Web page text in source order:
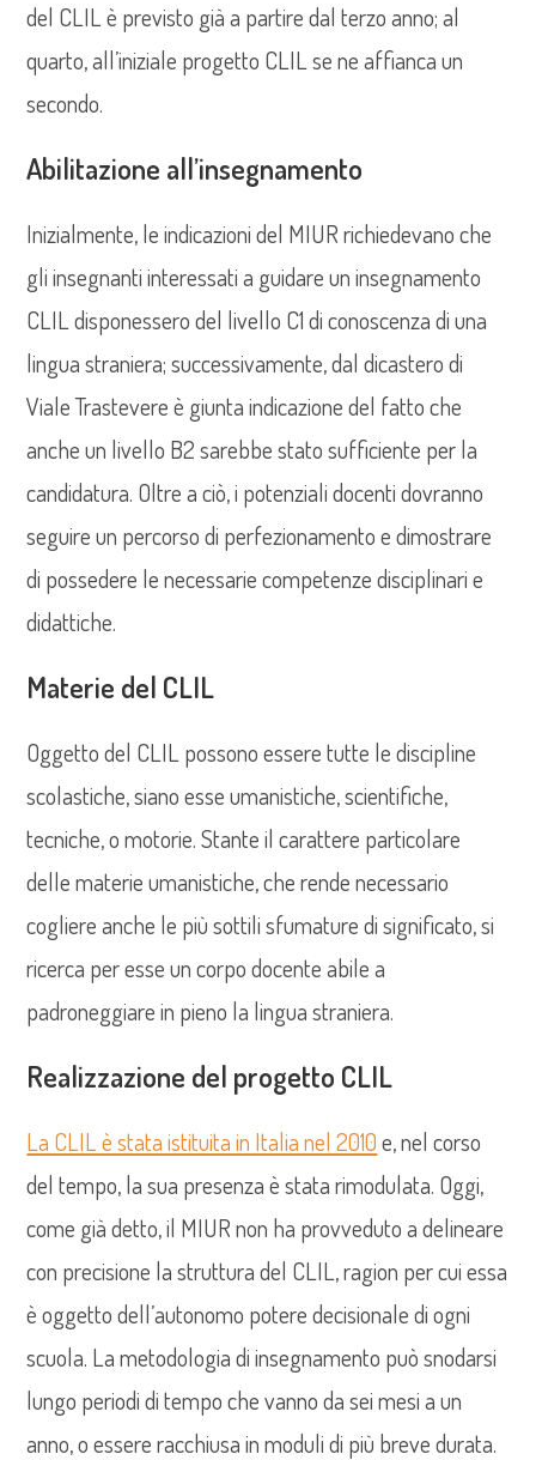
del CLIL è previsto già a partire dal terzo anno; al
quarto, all’iniziale progetto CLIL se ne affianca un
secondo.
Abilitazione all’insegnamento
Inizialmente, le indicazioni del MIUR richiedevano che
gli insegnanti interessati a guidare un insegnamento
CLIL disponessero del livello C1 di conoscenza di una
lingua straniera; successivamente, dal dicastero di
Viale Trastevere è giunta indicazione del fatto che
anche un livello B2 sarebbe stato sufficiente per la
candidatura. Oltre a ciò, i potenziali docenti dovranno
seguire un percorso di perfezionamento e dimostrare
di possedere le necessarie competenze disciplinari e
didattiche.
Materie del CLIL
Oggetto del CLIL possono essere tutte le discipline
scolastiche, siano esse umanistiche, scientifiche,
tecniche, o motorie. Stante il carattere particolare
delle materie umanistiche, che rende necessario
cogliere anche le più sottili sfumature di significato, si
ricerca per esse un corpo docente abile a
padroneggiare in pieno la lingua straniera.
Realizzazione del progetto CLIL
La CLIL è stata istituita in Italia nel 2010e, nel corso
del tempo, la sua presenza è stata rimodulata. Oggi,
come già detto, il MIUR non ha provveduto a delineare
con precisione la struttura del CLIL, ragion per cui essa
è oggetto dell’autonomo potere decisionale di ogni
scuola. La metodologia di insegnamento può snodarsi
lungo periodi di tempo che vanno da sei mesi a un
anno, o essere racchiusa in moduli di più breve durata.